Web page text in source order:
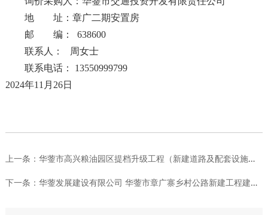
地 址：章广二期安置房
邮 编：
638600
联系 人：
周女士
联系电话：
13550999799
2024年11月26日
上一条： 华蓥市高兴粮油园区提档升级工程（新建道路及配套设施） 竞价公...
下一条： 华蓥发展建设有限公司 华蓥市章广寨乡村公路新建工程建筑工程一...